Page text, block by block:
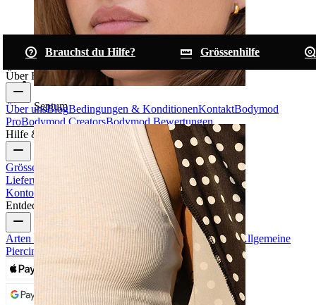
Septum
Brauchst du Hilfe?
Grössenhilfe
Über Bodymod
Über unsBlogBedingungen & KonditionenKontaktBodymod
ProBodymod CreatorsBodymod Bewertungen
Hilfe & Infos
Grössenhilfe Bestellung verfolgenInformationen zur
Lieferung
Rücksendung & Stornierung ZahlungMein
Konto Bodymod Support
Entdecke
Arten von Piercings Materialien für PiercingschmuckAllgemeine
Piercingprobleme und Pflege